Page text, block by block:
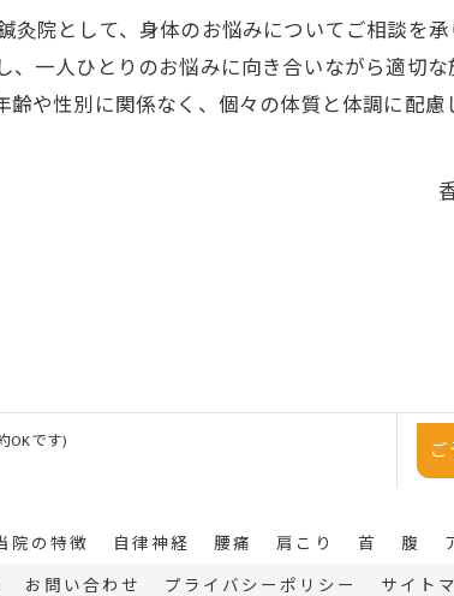
院として、身体のお悩みについてご相談を
一人ひとりのお悩みに向き合いながら適切
や性別に関係なく、個々の体質と体調に配
OKです)
院の特徴 自律神経 腰痛 肩こり 首 腹
お問い合わせ プライバシーポリシー サイト